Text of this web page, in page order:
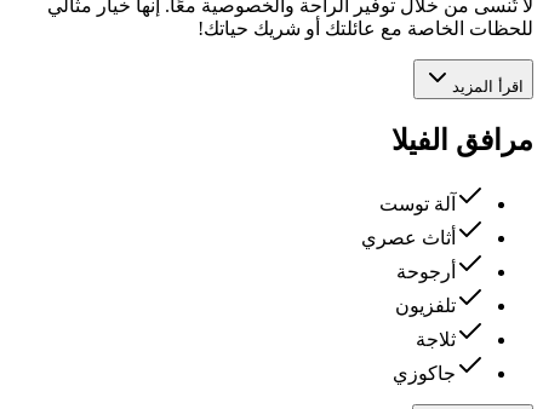
لا تُنسى من خلال توفير الراحة والخصوصية معًا. إنها خيار مثالي
للحظات الخاصة مع عائلتك أو شريك حياتك!
اقرأ المزيد
مرافق الفيلا
آلة توست
أثاث عصري
أرجوحة
تلفزيون
ثلاجة
جاكوزي